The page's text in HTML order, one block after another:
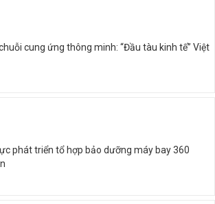
cung ứng thông minh: “Đầu tàu kinh tế” Việt
phát triển tổ hợp bảo dưỡng máy bay 360